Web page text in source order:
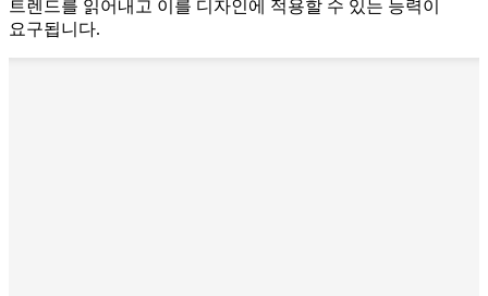
트렌드를 읽어내고 이를 디자인에 적용할 수 있는 능력이
요구됩니다.